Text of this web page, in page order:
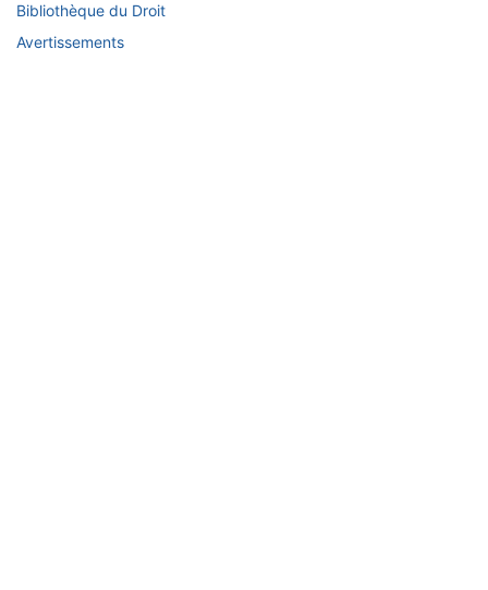
Bibliothèque du Droit
Avertissements